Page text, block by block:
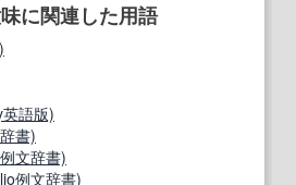
に関連した用語
語版)
書)
文辞書)
例文辞書)